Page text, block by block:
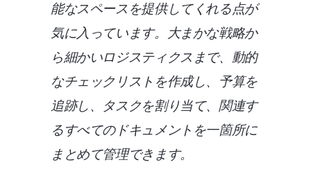
能なスペースを提供してくれる点が
気に入っています。大まかな戦略か
ら細かいロジスティクスまで、動的
なチェックリストを作成し、予算を
追跡し、タスクを割り当て、関連す
るすべてのドキュメントを一箇所に
まとめて管理できます。